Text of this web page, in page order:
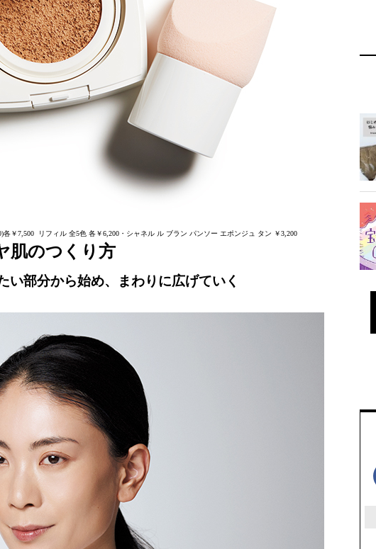
￥7,500 リフィル 全5色 各￥6,200・シャネル ル ブラン パンソー エポンジュ タン ￥3,200
肌のつくり方
部分から始め、まわりに広げていく